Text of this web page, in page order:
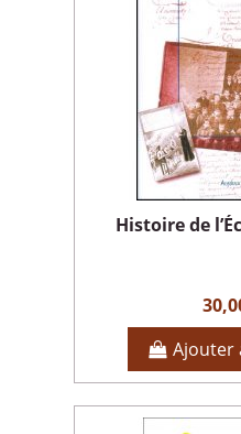
Histoire de
Ajouter